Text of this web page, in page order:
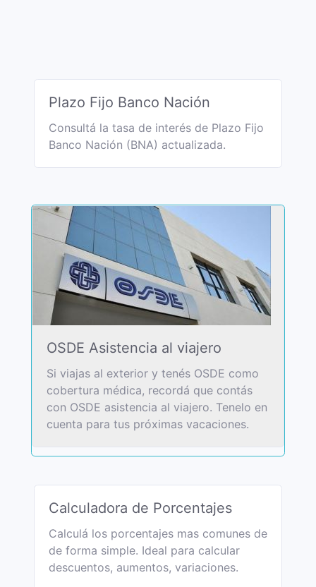
Plazo Fijo Banco Nación
Consultá la tasa de interés de Plazo Fijo
Banco Nación (BNA) actualizada.
OSDE Asistencia al viajero
Si viajas al exterior y tenés OSDE como
cobertura médica, recordá que contás
con OSDE asistencia al viajero. Tenelo en
cuenta para tus próximas vacaciones.
Calculadora de Porcentajes
Calculá los porcentajes mas comunes de
de forma simple. Ideal para calcular
descuentos, aumentos, variaciones.